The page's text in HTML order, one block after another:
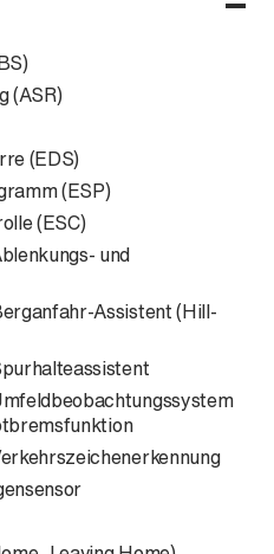
(ASR)
(EDS)
(ESP)
(ESC)
und
Assistent (Hill-